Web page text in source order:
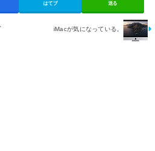
はてブ 送る
iMacが気になっている。